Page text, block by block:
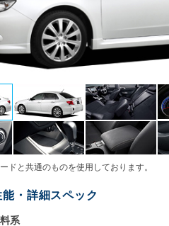
ドと共通のものを使用しております。
・詳細スペック
系